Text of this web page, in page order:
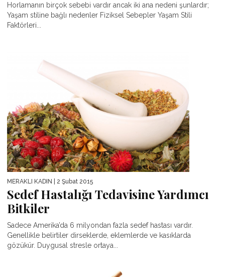
Horlamanın birçok sebebi vardır ancak iki ana nedeni şunlardır;
Yaşam stiline bağlı nedenler Fiziksel Sebepler Yaşam Stili
Faktörleri...
MERAKLI KADIN | 2 Şubat 2015
Sedef Hastalığı Tedavisine Yardımcı
Bitkiler
Sadece Amerika’da 6 milyondan fazla sedef hastası vardır.
Genellikle belirtiler dirseklerde, eklemlerde ve kasıklarda
gözükür. Duygusal stresle ortaya...